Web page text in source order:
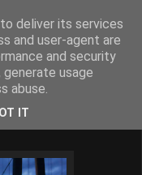
deliver its services
and user-agent are
and security
usage
abuse.
IT